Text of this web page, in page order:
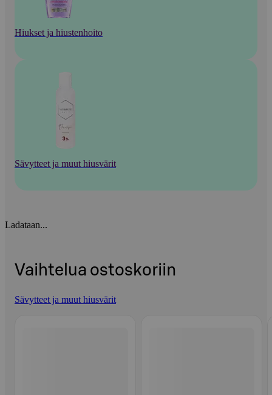
Hiukset ja hiustenhoito
Sävytteet ja muut hiusvärit
Ladataan...
Vaihtelua ostoskoriin
Sävytteet ja muut hiusvärit